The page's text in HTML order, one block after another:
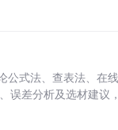
式法、查表法、在
误差分析及选材建议